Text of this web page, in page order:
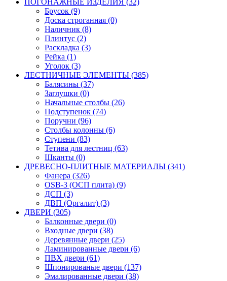
Брусок (9)
Доска строганная (0)
Наличник (8)
Плинтус (2)
Раскладка (3)
Рейка (1)
Уголок (3)
ЛЕСТНИЧНЫЕ ЭЛЕМЕНТЫ (385)
Балясины (37)
Заглушки (0)
Начальные столбы (26)
Подступенок (74)
Поручни (96)
Столбы колонны (6)
Ступени (83)
Тетива для лестниц (63)
Шканты (0)
ДРЕВЕСНО-ПЛИТНЫЕ МАТЕРИАЛЫ (341)
Фанера (326)
OSB-3 (ОСП плита) (9)
ДСП (3)
ДВП (Оргалит) (3)
ДВЕРИ (305)
Балконные двери (0)
Входные двери (38)
Деревянные двери (25)
Ламинированные двери (6)
ПВХ двери (61)
Шпонированые двери (137)
Эмалированные двери (38)